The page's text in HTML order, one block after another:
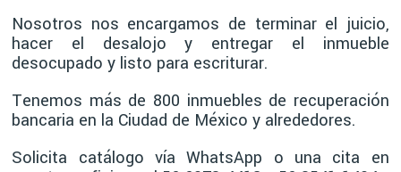
Nosotros nos encargamos de terminar el juicio,
hacer el desalojo y entregar el inmueble
desocupado y listo para escriturar.
Tenemos más de 800 inmuebles de recuperación
bancaria en la Ciudad de México y alrededores.
Solicita catálogo vía WhatsApp o una cita en